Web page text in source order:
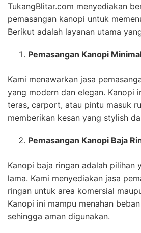
TukangBlitar.com menyediakan
pemasangan kanopi untuk
Berikut adalah layanan utama
Pemasangan Kanopi
Kami menawarkan jasa
yang modern dan elegan. Kanopi
teras, carport, atau pintu masuk
memberikan kesan yang stylish
Pemasangan Kanopi Baja
Kanopi baja ringan adalah pilihan
lama. Kami menyediakan jasa
ringan untuk area komersial
Kanopi ini mampu menahan
sehingga aman digunakan.